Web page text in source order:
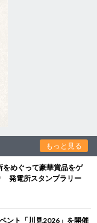
もっと見る
をめぐって豪華賞品をゲ
発電所スタンプラリー
ント「川見2026」を開催